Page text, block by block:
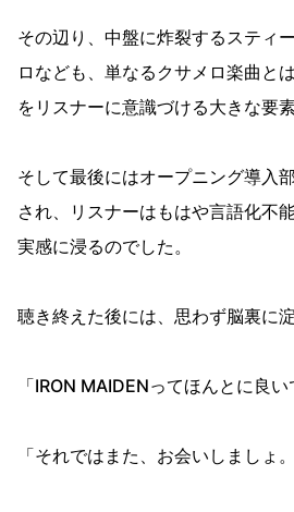
その辺り、中盤に炸裂するスティ
ロなども、単なるクサメロ楽曲と
をリスナーに意識づける大きな要
そして最後にはオープニング導入
され、リスナーはもはや言語化不
実感に浸るのでした。
聴き終えた後には、思わず脳裏に
「IRON MAIDENってほんとに良い
「それではまた、お会いしましょ。